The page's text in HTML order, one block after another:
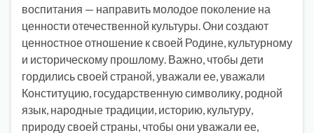
воспитания — направить молодое поколение на
ценности отечественной культуры. Они создают
ценностное отношение к своей Родине, культурному
и историческому прошлому. Важно, чтобы дети
гордились своей страной, уважали ее, уважали
Конституцию, государственную символику, родной
язык, народные традиции, историю, культуру,
природу своей страны, чтобы они уважали ее,